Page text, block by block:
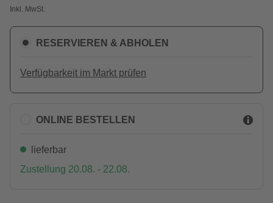
Inkl. MwSt.
RESERVIEREN & ABHOLEN
Verfügbarkeit im Markt prüfen
ONLINE BESTELLEN
lieferbar
Zustellung 20.08. - 22.08.